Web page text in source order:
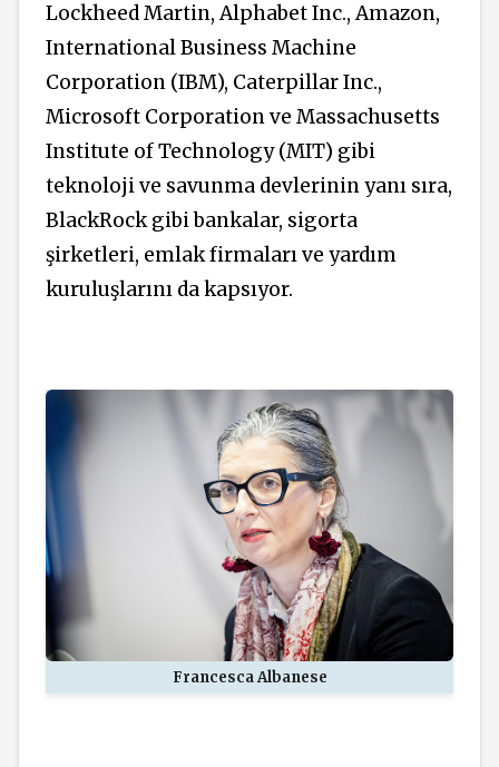
Lockheed Martin, Alphabet Inc., Amazon,
International Business Machine
Corporation (IBM), Caterpillar Inc.,
Microsoft Corporation ve Massachusetts
Institute of Technology (MIT) gibi
teknoloji ve savunma devlerinin yanı sıra,
BlackRock gibi bankalar, sigorta
şirketleri, emlak firmaları ve yardım
kuruluşlarını da kapsıyor.
Francesca Albanese